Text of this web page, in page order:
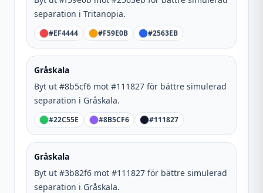
separation i Tritanopia.
#EF4444 #F59E0B #2563EB
Gråskala
Byt ut #8b5cf6 mot #111827 för bättre simulerad
separation i Gråskala.
#22C55E #8B5CF6 #111827
Gråskala
Byt ut #3b82f6 mot #111827 för bättre simulerad
separation i Gråskala.